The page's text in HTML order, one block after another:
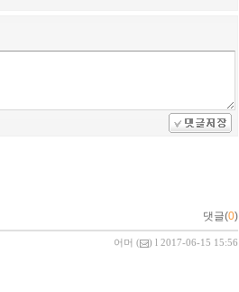
댓글(0)
어머 ( ) l 2017-06-15 15:56